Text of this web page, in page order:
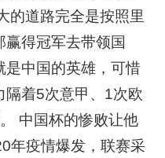
的道路完全是按照里
赢得冠军去带领国
是中国的英雄，可惜
隔着5次意甲、1次欧
中国杯的惨败让他
年疫情爆发，联赛采